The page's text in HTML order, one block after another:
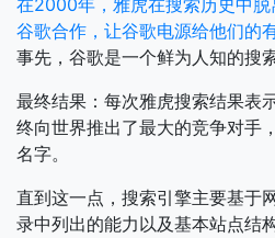
在2000年，雅虎在搜索历史中
谷歌合作，让谷歌电源给他们的
事先，谷歌是一个鲜为人知的搜
最终结果：每次雅虎搜索结果表
终向世界推出了最大的竞争对手
名字。
直到这一点，搜索引擎主要基于
录中列出的能力以及基本站点结